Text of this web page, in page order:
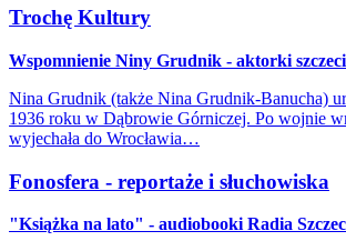
Trochę Kultury
Wspomnienie Niny Grudnik - aktorki
Nina Grudnik (także Nina Grudnik-Banucha)
1936 roku w Dąbrowie Górniczej. Po wojnie
wyjechała do Wrocławia…
Fonosfera - reportaże i słuchowiska
"Książka na lato" - audiobooki Radia